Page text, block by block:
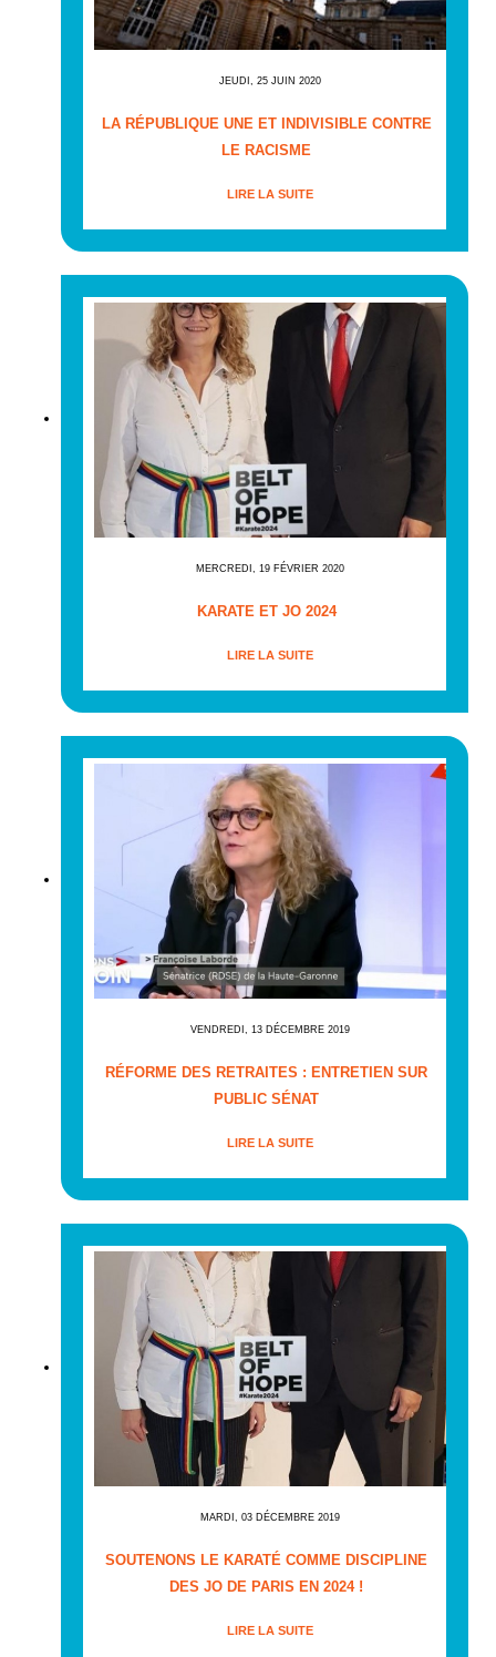
JEUDI, 25 JUIN 2020
LA RÉPUBLIQUE UNE ET INDIVISIBLE CONTRE
LE RACISME
LIRE LA SUITE
MERCREDI, 19 FÉVRIER 2020
KARATE ET JO 2024
LIRE LA SUITE
VENDREDI, 13 DÉCEMBRE 2019
RÉFORME DES RETRAITES : ENTRETIEN SUR
PUBLIC SÉNAT
LIRE LA SUITE
MARDI, 03 DÉCEMBRE 2019
SOUTENONS LE KARATÉ COMME DISCIPLINE
DES JO DE PARIS EN 2024 !
LIRE LA SUITE